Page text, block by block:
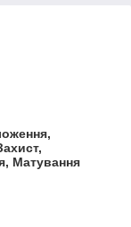
Матування